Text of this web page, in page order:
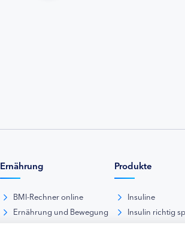
Ernährung
BMI-Rechner online
Ernährung und Bewegung
Produkte
Insuline
Insulin richtig